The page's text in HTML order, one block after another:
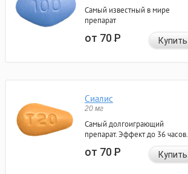
Самый известный в мире
препарат
от 70Р Купить
Сиалис
20 мг
Самый долгоиграющий
препарат. Эффект до 36 часов.
от 70Р Купить